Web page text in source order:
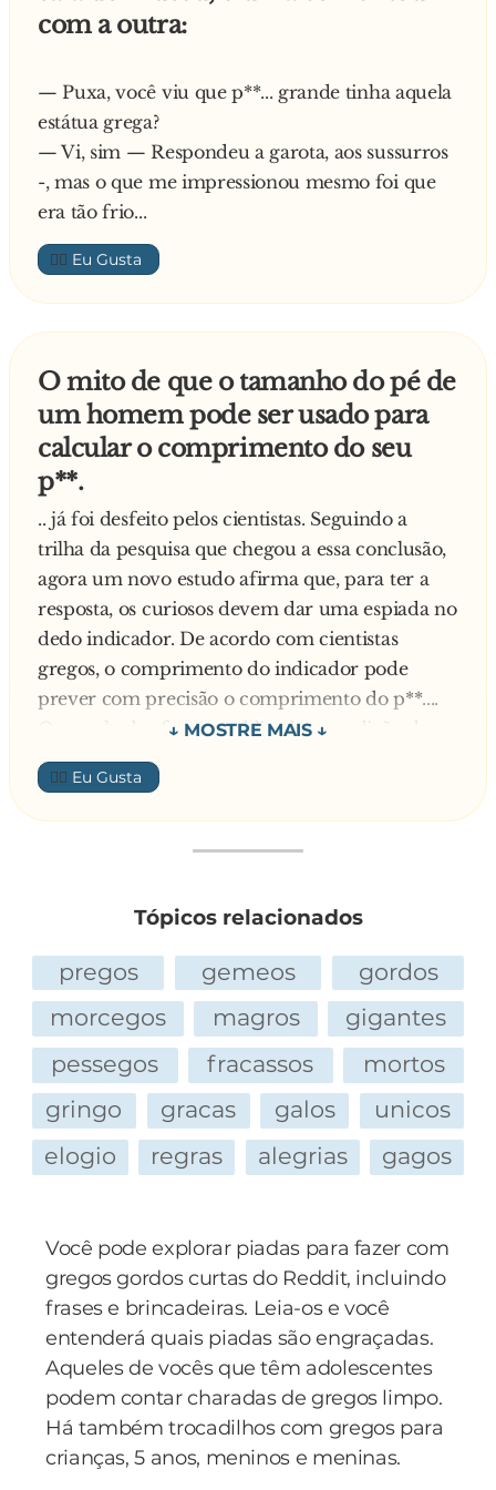
com a outra:
— Puxa, você viu que p**... grande tinha aquela
estátua grega?
— Vi, sim — Respondeu a garota, aos sussurros
-, mas o que me impressionou mesmo foi que
era tão frio...
👍🏼
O mito de que o tamanho do pé de
um homem pode ser usado para
calcular o comprimento do seu
p**.
.. já foi desfeito pelos cientistas. Seguindo a
trilha da pesquisa que chegou a essa conclusão,
agora um novo estudo afirma que, para ter a
resposta, os curiosos devem dar uma espiada no
dedo indicador. De acordo com cientistas
gregos, o comprimento do indicador pode
prever com precisão o comprimento do p**....
Os resultados foram publicados na edição de
setembro da revista científica Urology.
Evangelos Spyropoulos e colaboradores do
Hospital Naval e de Veteranos em Atenas, na
Grécia, afirmaram ter realizado o atual estudo
entre as medidas do corpo e o tamanho da
que esse tipo de informação - bem como uma
definição mais clara do que seja 'o tamanho
normal do p**...' - ajudará os médicos a
aconselhar e tratar o grande número de
homens preocupados com as suposta
inadequação de seus genitais. 'A falta de
padronização de dados métricos e a ausência de
critérios amplamente aceitos a respeito do
grandes dificuldades no aconselhamento e/ou
tratamento de jovens com preocupações
relativas à inadequação se*xual', escrevem os
autores. No atual estudo, Spyropoulos e seus
colaboradores mediram o comprimento do
p**... e o volume dos testículos de 52 homens
jovens e saudáveis com idades entre 19 e 38
anos e compararam os dados com outras
👍🏼
Tópicos relacionados
pregos gemeos
gordos
morcegos
magros
gigantes
pessegos
fracassos
mortos
gringo
gracas galos
unicos
elogio
regras alegrias gagos
Você pode explorar piadas para fazer com
gregos gordos curtas do Reddit, incluindo
frases e brincadeiras. Leia-os e você
entenderá quais piadas são engraçadas.
Aqueles de vocês que têm adolescentes
podem contar charadas de gregos limpo.
Há também trocadilhos com gregos para
crianças, 5 anos, meninos e meninas.